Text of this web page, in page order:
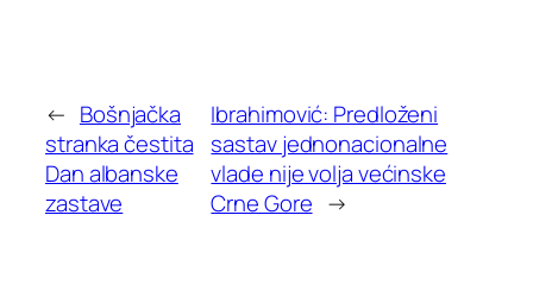
← Bošnjačka
stranka čestita
Dan albanske
zastave
Ibrahimović: Predloženi
sastav jednonacionalne
vlade nije volja većinske
Crne Gore →